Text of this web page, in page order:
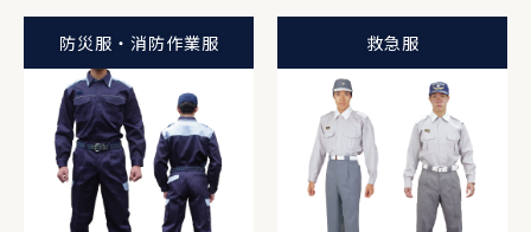
防災服・消防作業服 救急服